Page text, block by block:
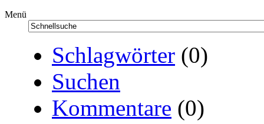
Menü
Schlagwörter (0)
Suchen
Kommentare (0)